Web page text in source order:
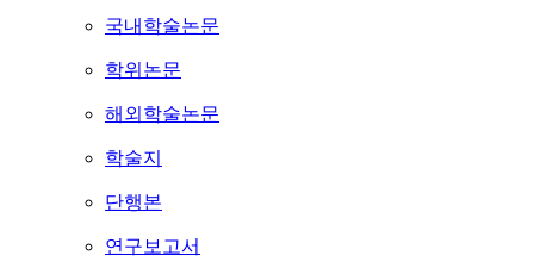
국내학술논문
학위논문
해외학술논문
학술지
단행본
연구보고서